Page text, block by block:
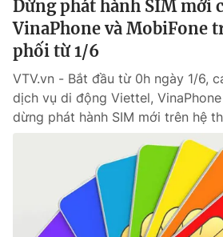
Dừng phát hành SIM mới
VinaPhone và MobiFone
phối từ 1/6
VTV.vn - Bắt đầu từ 0h ngày 1/6,
dịch vụ di động Viettel,
dừng phát hành SIM mới trên hệ